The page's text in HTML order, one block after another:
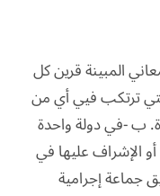
المبينة قرين كل
التي ترتكب فيي أي من
ب -في دولة واحدة
أو الإشراف عليها في
جماعة إجرامية